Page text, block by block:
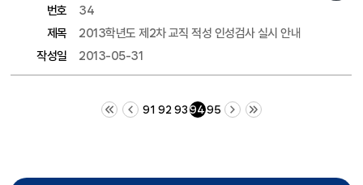
번호
34
제목
2013학년도 제2차 교직 적성 인성검사 실시 안내
작성일
2013-05-31
처음 페이지 이전 10 페이지
91 92 93 9495
다음 10 페이지 끝 페이지